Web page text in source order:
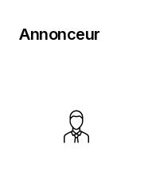
Annonceur